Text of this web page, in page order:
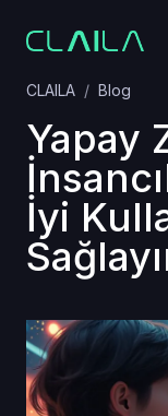
CLAILA Blog
Yapay
İyi